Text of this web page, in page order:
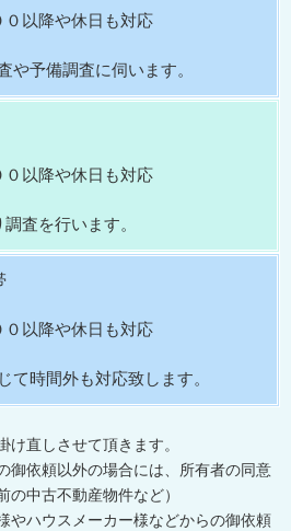
０以降や休日も対応
や予備調査に伺います。
０以降や休日も対応
査を行います。
０以降や休日も対応
て時間外も対応致します。
直しさせて頂きます。
御依頼以外の場合には、所有者の同意
中古不動産物件など）
やハウスメーカー様などからの御依頼